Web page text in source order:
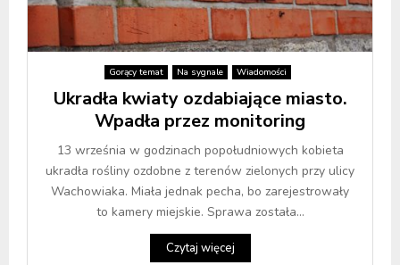
Gorący temat Na sygnale Wiadomości
Ukradła kwiaty ozdabiające miasto.
Wpadła przez monitoring
13 września w godzinach popołudniowych kobieta
ukradła rośliny ozdobne z terenów zielonych przy ulicy
Wachowiaka. Miała jednak pecha, bo zarejestrowały
to kamery miejskie. Sprawa została...
Czytaj więcej